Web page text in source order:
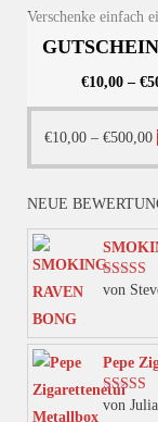
Verschenke einfach
€10,00– €
€10,00 – €500,00
NEUE
von
Pepe
Bewertet
von